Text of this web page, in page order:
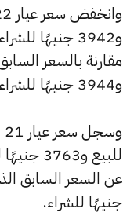
و3944 جنيهًا للشراء.
جنيهًا للشراء.